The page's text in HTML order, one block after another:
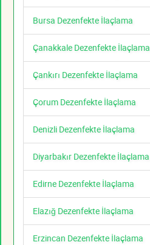
Bursa Dezenfekte İlaçlama
Çanakkale Dezenfekte İlaçlama
Çankırı Dezenfekte İlaçlama
Çorum Dezenfekte İlaçlama
Denizli Dezenfekte İlaçlama
Diyarbakır Dezenfekte İlaçlama
Edirne Dezenfekte İlaçlama
Elazığ Dezenfekte İlaçlama
Erzincan Dezenfekte İlaçlama